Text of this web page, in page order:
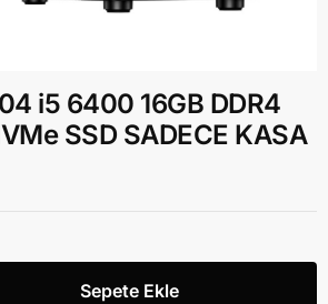
i5 6400 16GB DDR4
SSD SADECE KASA
Sepete Ekle